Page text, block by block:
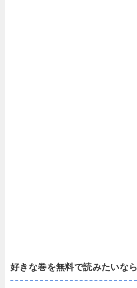
好きな巻を無料で読みたいな